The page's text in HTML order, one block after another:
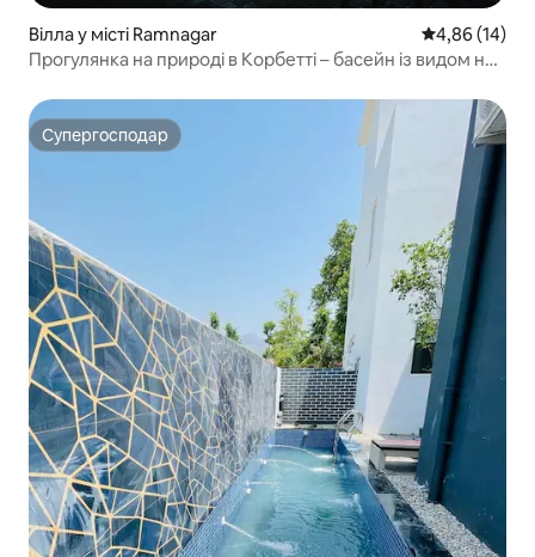
Вілла у місті Ramnagar Середня
4,86 (14)
Прогулянка на природі в Корбетті – басейн із видом на
Супергосподар
Супергосподар